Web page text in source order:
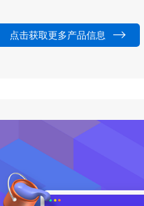
点击获取更多产品信息